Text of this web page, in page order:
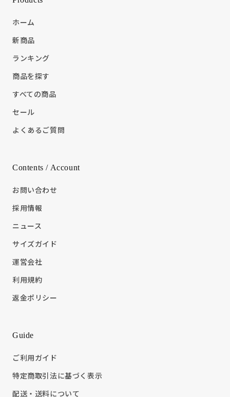
ホーム
新商品
ランキング
商品を探す
すべての商品
セール
よくあるご質問
Contents / Account
お問い合わせ
採用情報
ニュース
サイズガイド
運営会社
利用規約
返金ポリシー
Guide
ご利用ガイド
特定商取引法に基づく表示
配送・送料について